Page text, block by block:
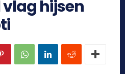
vlag hijsen